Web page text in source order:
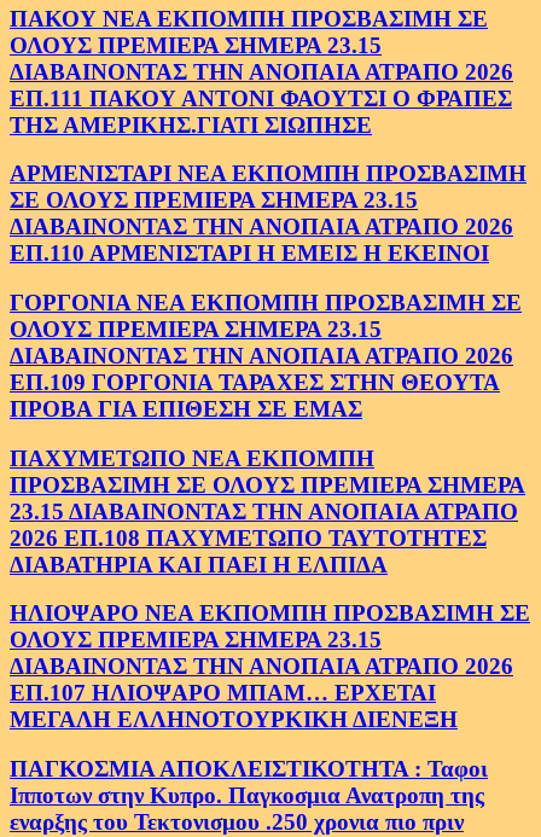
ΠΑΚΟΥ ΝΕΑ ΕΚΠΟΜΠΗ ΠΡΟΣΒΑΣΙΜΗ ΣΕ
ΟΛΟΥΣ ΠΡΕΜΙΕΡΑ ΣΗΜΕΡΑ 23.15
ΔΙΑΒΑΙΝΟΝΤΑΣ ΤΗΝ ΑΝΟΠΑΙΑ ΑΤΡΑΠΟ 2026
ΕΠ.111 ΠΑΚΟΥ ΑΝΤΟΝΙ ΦΑΟΥΤΣΙ Ο ΦΡΑΠΕΣ
ΤΗΣ ΑΜΕΡΙΚΗΣ.ΓΙΑΤΙ ΣΙΩΠΗΣΕ
ΑΡΜΕΝΙΣΤΑΡΙ ΝΕΑ ΕΚΠΟΜΠΗ ΠΡΟΣΒΑΣΙΜΗ
ΣΕ ΟΛΟΥΣ ΠΡΕΜΙΕΡΑ ΣΗΜΕΡΑ 23.15
ΔΙΑΒΑΙΝΟΝΤΑΣ ΤΗΝ ΑΝΟΠΑΙΑ ΑΤΡΑΠΟ 2026
ΕΠ.110 ΑΡΜΕΝΙΣΤΑΡΙ Η ΕΜΕΙΣ Η ΕΚΕΙΝΟΙ
ΓΟΡΓΟΝΙΑ ΝΕΑ ΕΚΠΟΜΠΗ ΠΡΟΣΒΑΣΙΜΗ ΣΕ
ΟΛΟΥΣ ΠΡΕΜΙΕΡΑ ΣΗΜΕΡΑ 23.15
ΔΙΑΒΑΙΝΟΝΤΑΣ ΤΗΝ ΑΝΟΠΑΙΑ ΑΤΡΑΠΟ 2026
ΕΠ.109 ΓΟΡΓΟΝΙΑ ΤΑΡΑΧΕΣ ΣΤΗΝ ΘΕΟΥΤΑ
ΠΡΟΒΑ ΓΙΑ ΕΠΙΘΕΣΗ ΣΕ ΕΜΑΣ
ΠΑΧΥΜΕΤΩΠΟ ΝΕΑ ΕΚΠΟΜΠΗ
ΠΡΟΣΒΑΣΙΜΗ ΣΕ ΟΛΟΥΣ ΠΡΕΜΙΕΡΑ ΣΗΜΕΡΑ
23.15 ΔΙΑΒΑΙΝΟΝΤΑΣ ΤΗΝ ΑΝΟΠΑΙΑ ΑΤΡΑΠΟ
2026 ΕΠ.108 ΠΑΧΥΜΕΤΩΠΟ ΤΑΥΤΟΤΗΤΕΣ
ΔΙΑΒΑΤΗΡΙΑ ΚΑΙ ΠΑΕΙ Η ΕΛΠΙΔΑ
ΗΛΙΟΨΑΡΟ ΝΕΑ ΕΚΠΟΜΠΗ ΠΡΟΣΒΑΣΙΜΗ ΣΕ
ΟΛΟΥΣ ΠΡΕΜΙΕΡΑ ΣΗΜΕΡΑ 23.15
ΔΙΑΒΑΙΝΟΝΤΑΣ ΤΗΝ ΑΝΟΠΑΙΑ ΑΤΡΑΠΟ 2026
ΕΠ.107 ΗΛΙΟΨΑΡΟ ΜΠΑΜ… ΕΡΧΕΤΑΙ
ΜΕΓΑΛΗ ΕΛΛΗΝΟΤΟΥΡΚΙΚΗ ΔΙΕΝΕΞΗ
ΠΑΓΚΟΣΜΙΑ ΑΠΟΚΛΕΙΣΤΙΚΟΤΗΤΑ : Ταφοι
Ιπποτων στην Κυπρο. Παγκοσμια Ανατροπη της
εναρξης του Τεκτονισμου .250 χρονια πιο πριν